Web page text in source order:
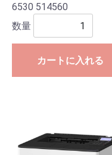
6530 514560
数量
カートに入れる